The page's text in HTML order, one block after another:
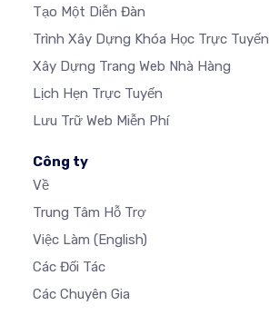
Tạo Một Diễn Đàn
Trình Xây Dựng Khóa Học Trực Tuyến
Xây Dựng Trang Web Nhà Hàng
Lịch Hẹn Trực Tuyến
Lưu Trữ Web Miễn Phí
Công ty
Về
Trung Tâm Hỗ Trợ
Việc Làm (English)
Các Đối Tác
Các Chuyên Gia